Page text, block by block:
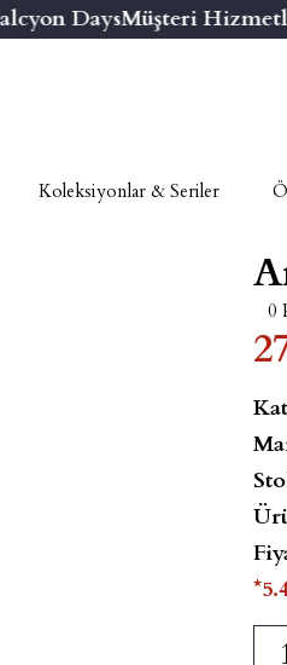
DaysMüşteri Hizmetleri
Koleksiyonlar & Seriler
0